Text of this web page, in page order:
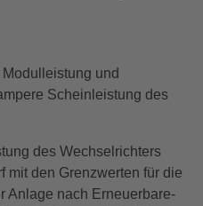
und
Scheinleistung des
des Wechselrichters
mit den Grenzwerten für die
Anlage nach Erneuerbare-